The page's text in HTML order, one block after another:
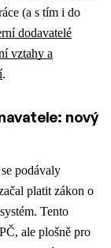
(a s tím i do
dodavatelé
vztahy a
.
nový
podávaly
platit zákon o
Tento
ale plošně pro